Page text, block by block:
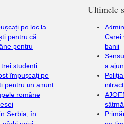
pe loc la
pentru că
pentru
studenți
împușcați pe
pentru un anunț
române
Serbia, în
Ultimele
Carei
banii
a